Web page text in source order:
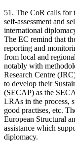
51. The CoR calls for
self-assessment and
international
The EC remind that
reporting and
from local and
notably with
Research Centre
to develop their
(SECAP) as the
LRAs in the process,
good practises, etc.
European Structural
assistance which
diplomacy.